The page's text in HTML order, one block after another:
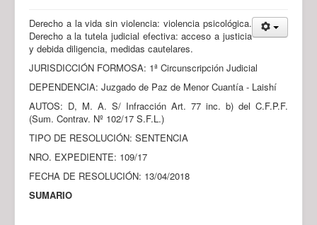
Derecho a la vida sin violencia: violencia psicológica.
Derecho a la tutela judicial efectiva: acceso a justicia
y debida diligencia, medidas cautelares.
JURISDICCIÓN FORMOSA: 1ª Circunscripción Judicial
DEPENDENCIA: Juzgado de Paz de Menor Cuantía - Laishí
AUTOS: D, M. A. S/ Infracción Art. 77 inc. b) del C.F.P.F.
(Sum. Contrav. Nº 102/17 S.F.L.)
TIPO DE RESOLUCIÓN: SENTENCIA
NRO. EXPEDIENTE: 109/17
FECHA DE RESOLUCIÓN: 13/04/2018
SUMARIO